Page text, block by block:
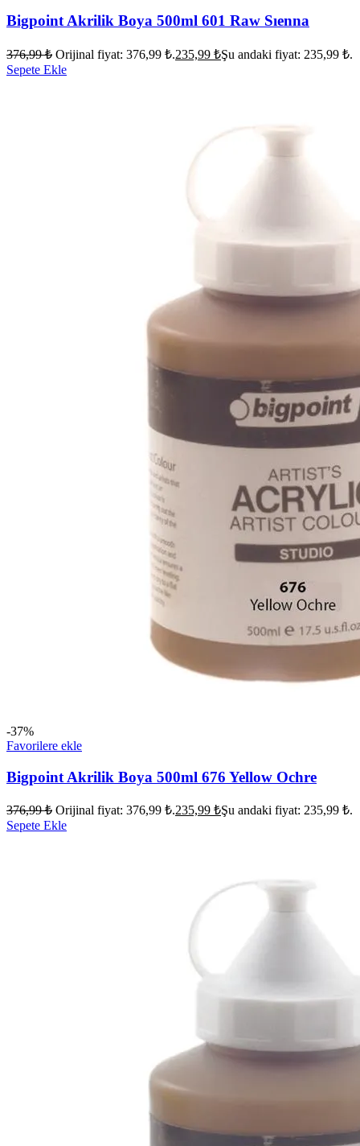
Bigpoint Akrilik Boya 500ml 601 Raw Sıenna
376,99₺ Orijinal fiyat: 376,99 ₺.235,99 ₺Şu andaki fiyat: 235,99 ₺.
Sepete Ekle
-37%
Favorilere ekle
Bigpoint Akrilik Boya 500ml 676 Yellow Ochre
376,99₺ Orijinal fiyat: 376,99 ₺.235,99 ₺Şu andaki fiyat: 235,99 ₺.
Sepete Ekle